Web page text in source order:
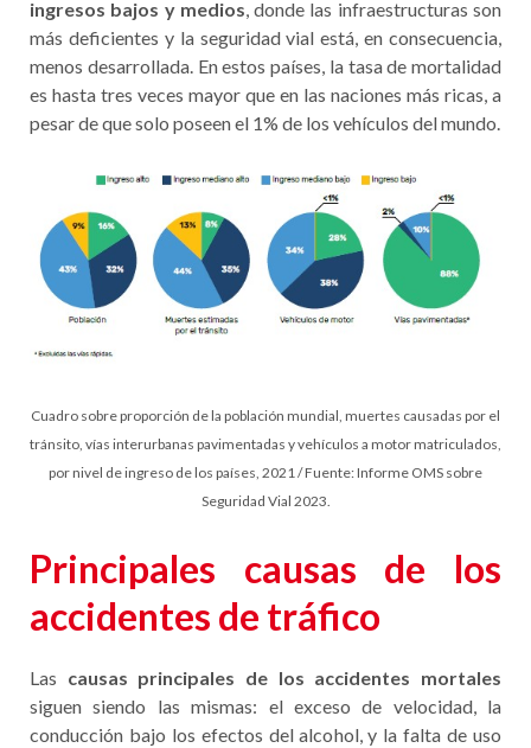
ingresos bajos y medios, donde las infraestructuras son
más deficientes y la seguridad vial está, en consecuencia,
menos desarrollada. En estos países, la tasa de mortalidad
es hasta tres veces mayor que en las naciones más ricas, a
pesar de que solo poseen el 1% de los vehículos del mundo.
Cuadro sobre proporción de la población mundial, muertes causadas por el
tránsito, vías interurbanas pavimentadas y vehículos a motor matriculados,
por nivel de ingreso de los países, 2021 / Fuente: Informe OMS sobre
Seguridad Vial 2023.
Principales causas de los
accidentes de tráfico
Las causas principales de los accidentes mortales
siguen siendo las mismas: el exceso de velocidad, la
conducción bajo los efectos del alcohol, y la falta de uso